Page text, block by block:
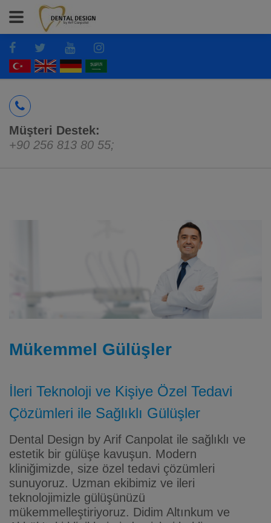
Müşteri Destek:
+90 256 813 80 55;
Mükemmel Gülüşler
İleri Teknoloji ve Kişiye Özel Tedavi
Çözümleri ile Sağlıklı Gülüşler
Dental Design by Arif Canpolat ile sağlıklı ve
estetik bir gülüşe kavuşun. Modern
kliniğimizde, size özel tedavi çözümleri
sunuyoruz. Uzman ekibimiz ve ileri
teknolojimizle gülüşünüzü
mükemmelleştiriyoruz. Didim Altınkum ve